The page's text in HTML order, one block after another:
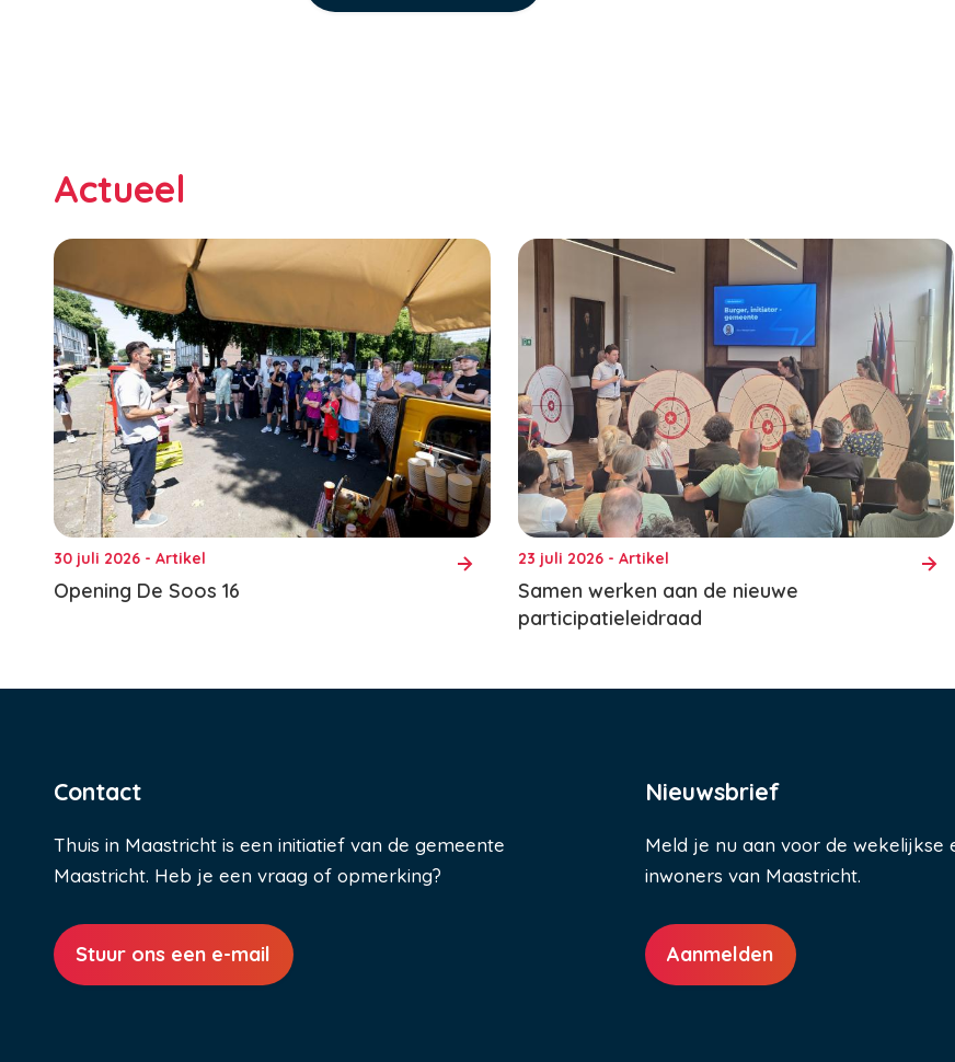
Actueel
30 juli 2026 - Artikel
Opening De Soos 16
23 juli 2026 - Artikel
Samen werken aan de nieuwe
participatieleidraad
Contact
Thuis in Maastricht is een initiatief van de gemeente
Maastricht. Heb je een vraag of opmerking?
Stuur ons een e-mail
Nieuwsbrief
Meld je nu aan voor de wekelijkse
inwoners van Maastricht.
Aanmelden